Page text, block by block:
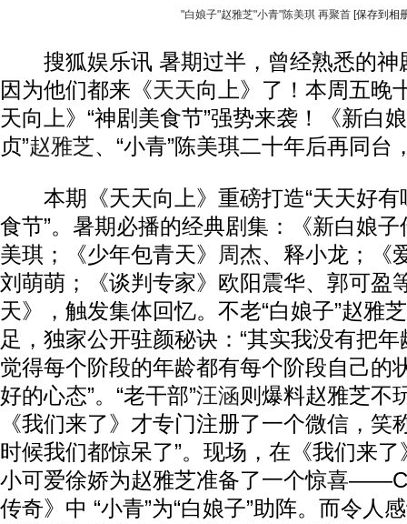
"白娘子"赵雅芝"小青"陈美琪 再聚首 [保存到相
搜狐娱乐讯 暑期过半，曾经熟悉的神
因为他们都来《天天向上》了！本周五晚
天向上》“神剧美食节”强势来袭！《新白
贞”赵雅芝、“小青”陈美琪二十年后再同台
本期《天天向上》重磅打造“天天好有
食节”。暑期必播的经典剧集：《新白娘
美琪；《少年包青天》
周杰、释小龙；《
刘萌萌；《谈判专家》欧阳震华、郭可盈
天》，触发集体回忆。不老“白娘子”赵雅
足，独家公开驻颜秘诀：“其实我没有把
觉得每个阶段的年龄都有每个阶段自己的
好的心态”。“老干部”汪涵则爆料赵雅芝不
《我们来了》才专门注册了一个微信，笑
时候我们都惊呆了”。现场，在《我们来
小可爱徐娇为赵雅芝准备了一个惊喜
传奇》中 “小青”为“白娘子”助阵。而令人